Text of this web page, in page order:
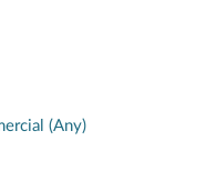
(Any)